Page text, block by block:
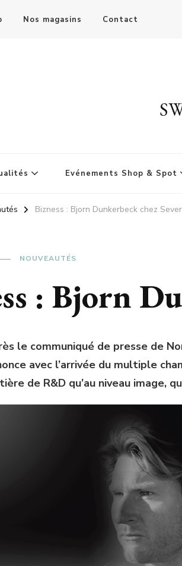
Nos magasins Contact
Evénements Shop & Spot
Bizness : Bjorn Dunkerbeck chez
NOUVEAUTÉS
: Bjorn
le communiqué de presse de
avec l’arrivée du multiple
de R&D qu’au niveau image,